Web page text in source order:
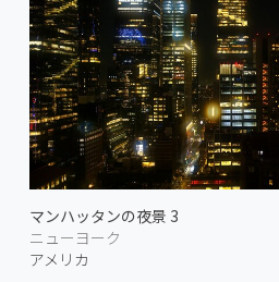
マンハッタンの夜景 3
ニューヨーク
アメリカ